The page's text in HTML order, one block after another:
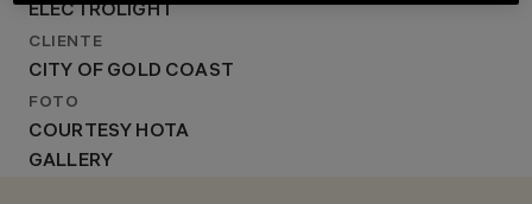
ELECTROLIGHT
CLIENTE
CITY OF GOLD COAST
FOTO
COURTESY HOTA
GALLERY